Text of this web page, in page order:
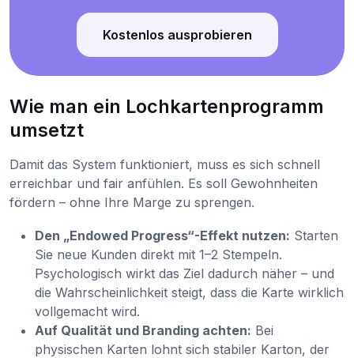
Kostenlos ausprobieren
Wie man ein Lochkartenprogramm
umsetzt
Damit das System funktioniert, muss es sich schnell
erreichbar und fair anfühlen. Es soll Gewohnheiten
fördern – ohne Ihre Marge zu sprengen.
Den „Endowed Progress“-Effekt nutzen: Starten
Sie neue Kunden direkt mit 1–2 Stempeln.
Psychologisch wirkt das Ziel dadurch näher – und
die Wahrscheinlichkeit steigt, dass die Karte wirklich
vollgemacht wird.
Auf Qualität und Branding achten: Bei
physischen Karten lohnt sich stabiler Karton, der